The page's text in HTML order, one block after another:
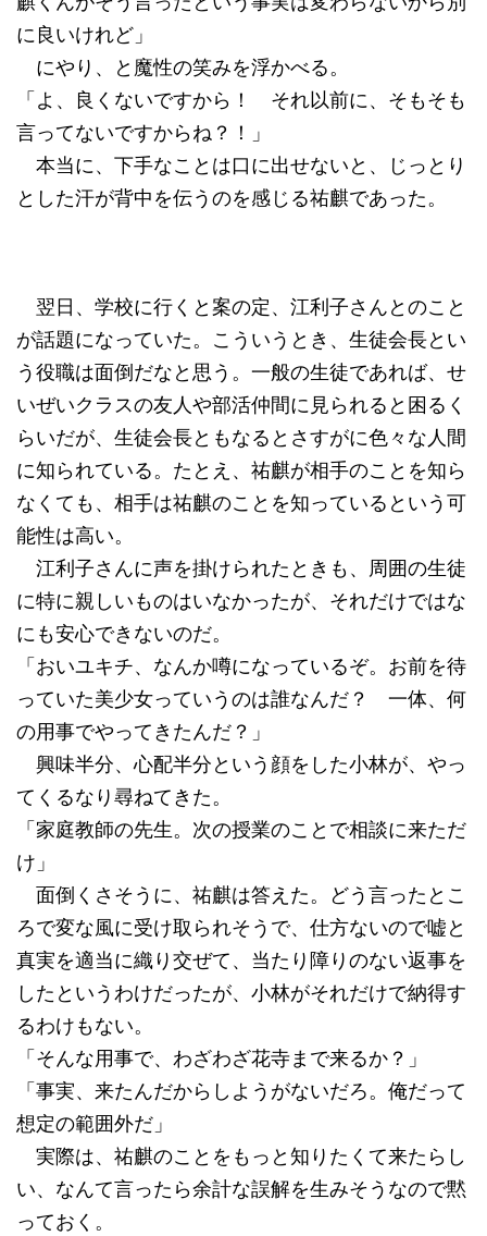
に良いけれど」
にやり、と魔性の笑みを浮かべる。
「よ、良くないですから！ それ以前に、そもそも
言ってないですからね？！」
本当に、下手なことは口に出せないと、じっとり
とした汗が背中を伝うのを感じる祐麒であった。
翌日、学校に行くと案の定、江利子さんとのこと
が話題になっていた。こういうとき、生徒会長とい
う役職は面倒だなと思う。一般の生徒であれば、せ
いぜいクラスの友人や部活仲間に見られると困るく
らいだが、生徒会長ともなるとさすがに色々な人間
に知られている。たとえ、祐麒が相手のことを知ら
なくても、相手は祐麒のことを知っているという可
能性は高い。
江利子さんに声を掛けられたときも、周囲の生徒
に特に親しいものはいなかったが、それだけではな
にも安心できないのだ。
「おいユキチ、なんか噂になっているぞ。お前を待
っていた美少女っていうのは誰なんだ？ 一体、何
の用事でやってきたんだ？」
興味半分、心配半分という顔をした小林が、やっ
てくるなり尋ねてきた。
「家庭教師の先生。次の授業のことで相談に来ただ
け」
面倒くさそうに、祐麒は答えた。どう言ったとこ
ろで変な風に受け取られそうで、仕方ないので嘘と
真実を適当に織り交ぜて、当たり障りのない返事を
したというわけだったが、小林がそれだけで納得す
るわけもない。
「そんな用事で、わざわざ花寺まで来るか？」
「事実、来たんだからしようがないだろ。俺だって
想定の範囲外だ」
実際は、祐麒のことをもっと知りたくて来たらし
い、なんて言ったら余計な誤解を生みそうなので黙
っておく。